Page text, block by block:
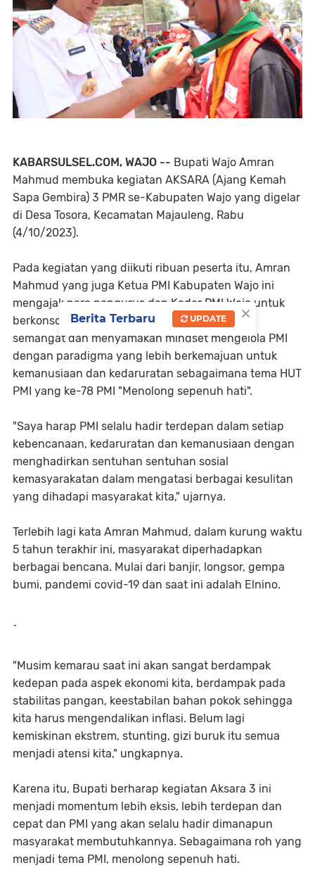
KABARSULSEL.COM, WAJO -- Bupati Wajo Amran
Mahmud membuka kegiatan AKSARA (Ajang Kemah
Sapa Gembira) 3 PMR se-Kabupaten Wajo yang digelar
di Desa Tosora, Kecamatan Majauleng, Rabu
(4/10/2023).
Pada kegiatan yang diikuti ribuan peserta itu, Amran
Mahmud yang juga Ketua PMI Kabupaten Wajo ini
mengajak para pengurus dan Kader PMI Wajo untuk
berkonsolidasi organisasi, menyatukan tekad,
semangat dan menyamakan mindset mengelola PMI
dengan paradigma yang lebih berkemajuan untuk
kemanusiaan dan kedaruratan sebagaimana tema HUT
PMI yang ke-78 PMI "Menolong sepenuh hati".
"Saya harap PMI selalu hadir terdepan dalam setiap
kebencanaan, kedaruratan dan kemanusiaan dengan
menghadirkan sentuhan sentuhan sosial
kemasyarakatan dalam mengatasi berbagai kesulitan
yang dihadapi masyarakat kita," ujarnya.
Terlebih lagi kata Amran Mahmud, dalam kurung waktu
5 tahun terakhir ini, masyarakat diperhadapkan
berbagai bencana. Mulai dari banjir, longsor, gempa
bumi, pandemi covid-19 dan saat ini adalah Elnino.
-
"Musim kemarau saat ini akan sangat berdampak
kedepan pada aspek ekonomi kita, berdampak pada
stabilitas pangan, keestabilan bahan pokok sehingga
kita harus mengendalikan inflasi. Belum lagi
kemiskinan ekstrem, stunting, gizi buruk itu semua
menjadi atensi kita," ungkapnya.
Karena itu, Bupati berharap kegiatan Aksara 3 ini
menjadi momentum lebih eksis, lebih terdepan dan
cepat dan PMI yang akan selalu hadir dimanapun
masyarakat membutuhkannya. Sebagaimana roh yang
menjadi tema PMI, menolong sepenuh hati.
×
Berita Terbaru UPDATE